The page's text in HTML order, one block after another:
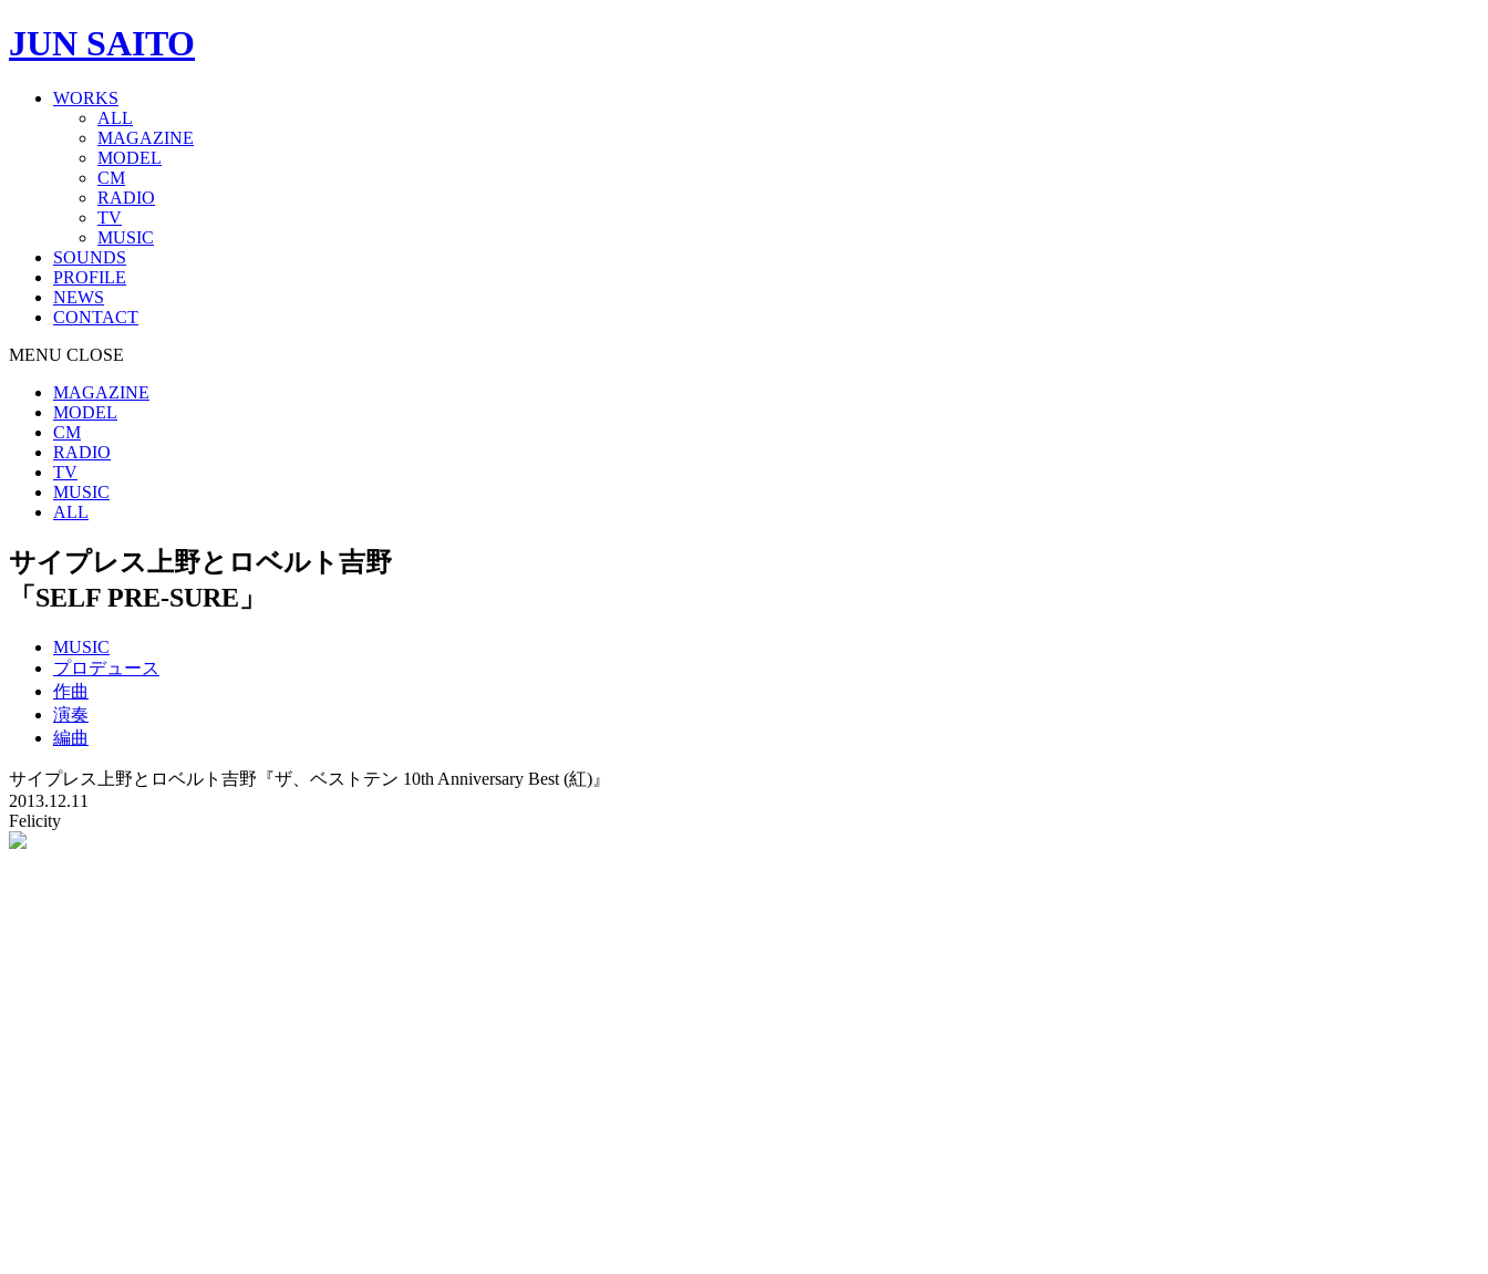
JUN SAITO
WORKS
ALL
MAGAZINE
MODEL
CM
RADIO
TV
MUSIC
SOUNDS
PROFILE
NEWS
CONTACT
MENU CLOSE
MAGAZINE
MODEL
CM
RADIO
TV
MUSIC
ALL
サイプレス上野とロベルト吉野
「SELF PRE-SURE」
MUSIC
プロデュース
作曲
演奏
編曲
サイプレス上野とロベルト吉野『ザ、ベストテン 10th Anniversary Best (紅)』
2013.12.11
Felicity